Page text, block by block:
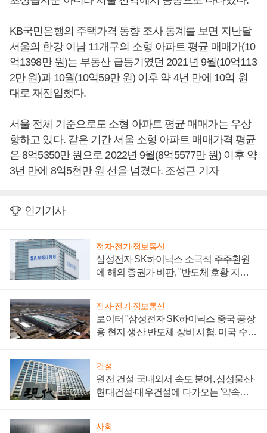
KB국민은행의 주택가격 동향 조사 통계를 보면 지난달
서울의 한강 이남 11개구의 소형 아파트 평균 매매가(10
억1398만 원)는 부동산 급등기였던 2021년 9월(10억113
2만 원)과 10월(10억59만 원) 이후 약 4년 만에 10억 원
대로 재진입했다.
서울 전체 기준으로도 소형 아파트 평균 매매가는 우상
향하고 있다. 같은 기간 서울 소형 아파트 매매가격 평균
은 8억5350만 원으로 2022년 9월(8억5577만 원) 이후 약
3년 만에 8억5천만 원 선을 넘겼다. 조성근 기자
인기기사
전자·전기·정보통신
삼성전자 SK하이닉스 소극적 주주환원
에 해외 증권가 비판, "반도체 호황 지속
전자·전기·정보통신
로이터 "삼성전자 SK하이닉스 중국 공장
용 현지 생산 반도체 장비 시험, 미국 수출
건설
원전 건설 국내외서 속도 붙어, 삼성물산·
현대건설·대우건설에 다가오는 '약속의
사회